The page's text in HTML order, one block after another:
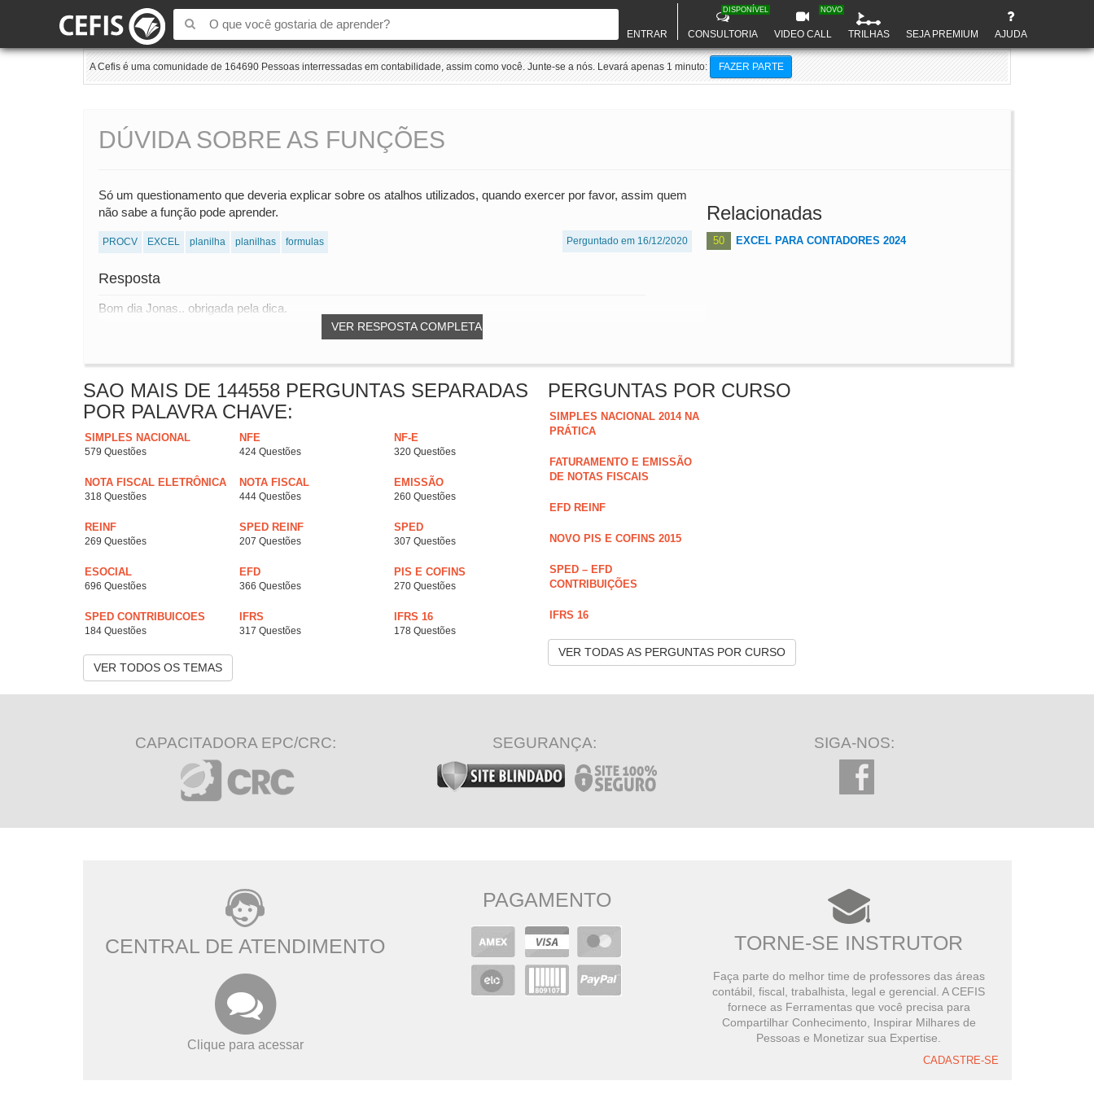
ENTRAR CONSULTORIA
DISPONÍVEL
VIDEO CALL
NOVO
TRILHAS SEJA PREMIUM AJUDA
A Cefis é uma comunidade de 164690 Pessoas interressadas em contabilidade, assim como você. Junte-se a nós. Levará apenas 1 minuto: FAZER PARTE
DÚVIDA SOBRE AS FUNÇÕES
Só um questionamento que deveria explicar sobre os atalhos utilizados, quando exercer por favor, assim quem
não sabe a função pode aprender.
PROCV EXCEL planilha planilhas formulas Perguntado em 16/12/2020
Resposta
VER RESPOSTA COMPLETA
Bom dia Jonas.. obrigada pela dica.
Relacionadas
50 EXCEL PARA CONTADORES 2024
SAO MAIS DE 144558 PERGUNTAS SEPARADAS
POR PALAVRA CHAVE:
SIMPLES NACIONAL
579 Questões
NFE
424 Questões
NF-E
320 Questões
NOTA FISCAL ELETRÔNICA
318 Questões
NOTA FISCAL
444 Questões
EMISSÃO
260 Questões
REINF
269 Questões
SPED REINF
207 Questões
SPED
307 Questões
ESOCIAL
696 Questões
EFD
366 Questões
PIS E COFINS
270 Questões
SPED CONTRIBUICOES
184 Questões
IFRS
317 Questões
IFRS 16
178 Questões
VER TODOS OS TEMAS
PERGUNTAS POR CURSO
SIMPLES NACIONAL 2014 NA
PRÁTICA
FATURAMENTO E EMISSÃO
DE NOTAS FISCAIS
EFD REINF
NOVO PIS E COFINS 2015
SPED – EFD
CONTRIBUIÇÕES
IFRS 16
VER TODAS AS PERGUNTAS POR CURSO
CAPACITADORA EPC/CRC: SEGURANÇA: SIGA-NOS:
CENTRAL DE ATENDIMENTO
Clique para acessar
PAGAMENTO
TORNE-SE INSTRUTOR
Faça parte do melhor time de professores das áreas
contábil, fiscal, trabalhista, legal e gerencial. A CEFIS
fornece as Ferramentas que você precisa para
Compartilhar Conhecimento, Inspirar Milhares de
Pessoas e Monetizar sua Expertise.
CADASTRE-SE